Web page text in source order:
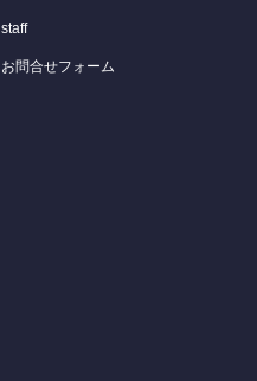
staff
お問合せフォーム